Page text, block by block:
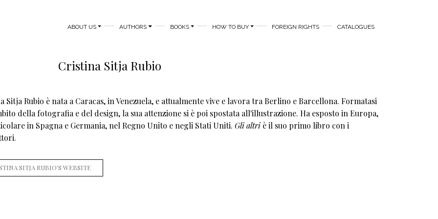
MAIN NAVIGATION
ABOUT US AUTHORS BOOKS HOW TO BUY FOREIGN RIGHTS CATALOGUES
Cristina Sitja Rubio
Sitja Rubio è nata a Caracas, in Venezuela, e attualmente vive e lavora tra Berlino e Barcellona. Formatasi
della fotografia e del design, la sua attenzione si è poi spostata all'illustrazione. Ha esposto in Europa,
in Spagna e Germania, nel Regno Unito e negli Stati Uniti. Gli altri è il suo primo libro con i
SITJA RUBIO'S WEBSITE